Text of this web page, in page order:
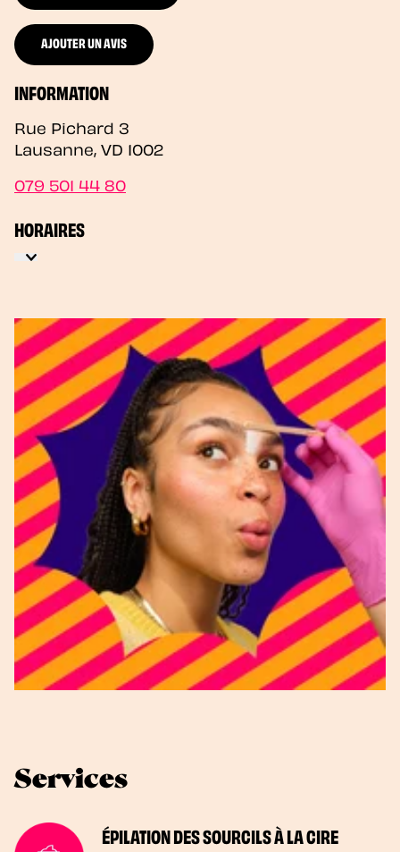
AJOUTER UN AVIS
INFORMATION
Rue Pichard 3
Lausanne, VD 1002
079 501 44 80
HORAIRES
Services
ÉPILATION DES SOURCILS À LA CIRE